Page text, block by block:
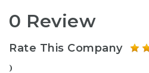
0 Review
Rate This Company
)